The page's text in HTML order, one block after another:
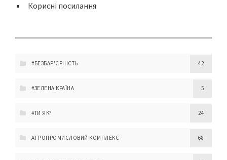
Корисні посилання
#БЕЗБАР'ЄРНІСТЬ 42
#ЗЕЛЕНА КРАЇНА 5
#ТИ ЯК? 24
АГРОПРОМИСЛОВИЙ КОМПЛЕКС 68